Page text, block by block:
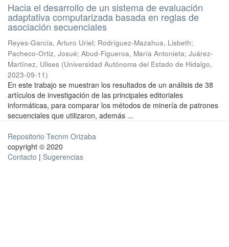
Hacia el desarrollo de un sistema de evaluación
adaptativa computarizada basada en reglas de
asociación secuenciales
Reyes-García, Arturo Uriel; Rodríguez-Mazahua, Lisbeth;
Pacheco-Ortiz, Josué; Abud-Figueroa, María Antonieta; Juárez-
Martínez, Ulises (Universidad Autónoma del Estado de Hidalgo,
2023-09-11)
En este trabajo se muestran los resultados de un análisis de 38
artículos de investigación de las principales editoriales
informáticas, para comparar los métodos de minería de patrones
secuenciales que utilizaron, además ...
Repositorio Tecnm Orizaba
copyright © 2020
Contacto | Sugerencias